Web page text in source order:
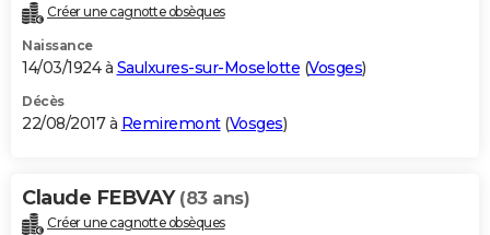
Créer une cagnotte obsèques
Naissance
14/03/1924 à Saulxures-sur-Moselotte (Vosges)
Décès
22/08/2017 à Remiremont(Vosges)
Claude FEBVAY (83 ans)
Créer une cagnotte obsèques